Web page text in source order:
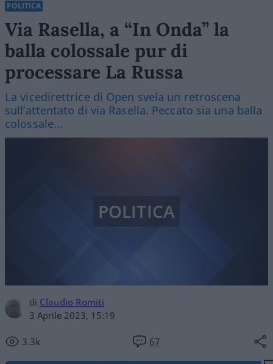
POLITICA
Via Rasella, a “In Onda” la
balla colossale pur di
processare La Russa
La vicedirettrice di Open svela un retroscena
sull’attentato di via Rasella. Peccato sia una balla
colossale...
di Claudio Romiti
3 Aprile 2023, 15:19
3.3k 67
POLITICA